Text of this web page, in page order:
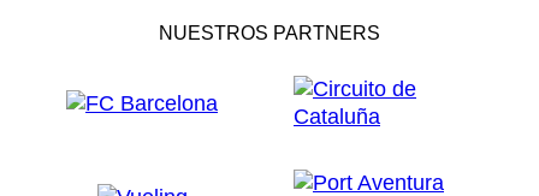
NUESTROS PARTNERS